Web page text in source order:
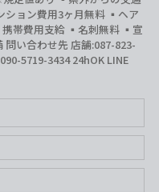
ョン費用3ヶ月無料 ▪️ヘア
携帯費用支給 ▪️名刺無料 ▪️宣
い合わせ先 店舗:087-823-
5719-3434 24hOK LINE